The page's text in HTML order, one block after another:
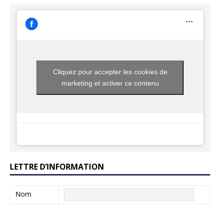
Cliquez pour accepter les cookies de
marketing et activer ce contenu
LETTRE D’INFORMATION
Nom